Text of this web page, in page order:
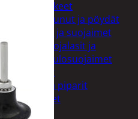
ja tarvikkeet
Vaunut ja pöydät
Työasut ja suojaimet
Suojalasit ja
kuulosuojaimet
Elintarvikkeet
Keksit ja piparit
Mausteet